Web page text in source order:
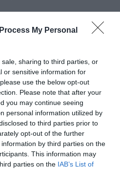
My Personal
sharing to third parties, or
or sensitive information for
use the below opt-out
Please note that after your
you may continue seeing
personal information utilized by
to third parties prior to
opt-out of the further
by third parties on the
This information may
parties on the IAB’s List of
UKRÁNOKAT, HOGY
A MEGFELELŐ PÁRTRA,
tömegével jelentenek be,
kettős állampolgárokat az
mi értelme? Magyarországi